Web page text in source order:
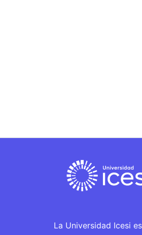
La Universidad Icesi